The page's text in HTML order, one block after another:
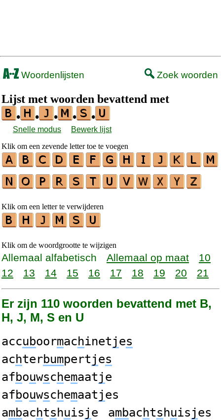
Woordenlijsten Zoek woorden
Lijst met woorden bevattend met
•
• • • •
Snelle modus
Bewerk lijst
Klik om een zevende letter toe te voegen
Klik om een letter te verwijderen
Klik om de woordgrootte te wijzigen
Allemaal alfabetisch Allemaal op maat
10
12
13 14 15 16 17 18 19 20 21
Er zijn 110 woorden bevattend met B,
H, J, M, S en U
accuboormachinetjes
achterbumpertjes
afbouwschemaatje
afbouwschemaatjes
ambachts huisje ambachts huisjes